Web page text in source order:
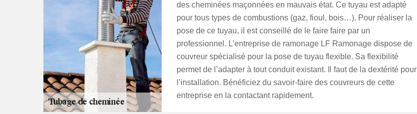
des cheminées maçonnées en mauvais état. Ce tuyau est adapté
pour tous types de combustions (gaz, fioul, bois…). Pour réaliser la
pose de ce tuyau, il est conseillé de le faire faire par un
professionnel. L’entreprise de ramonage LF Ramonage dispose de
couvreur spécialisé pour la pose de tuyau flexible. Sa flexibilité
permet de l’adapter à tout conduit existant. Il faut de la dextérité pour
l’installation. Bénéficiez du savoir-faire des couvreurs de cette
entreprise en la contactant rapidement.